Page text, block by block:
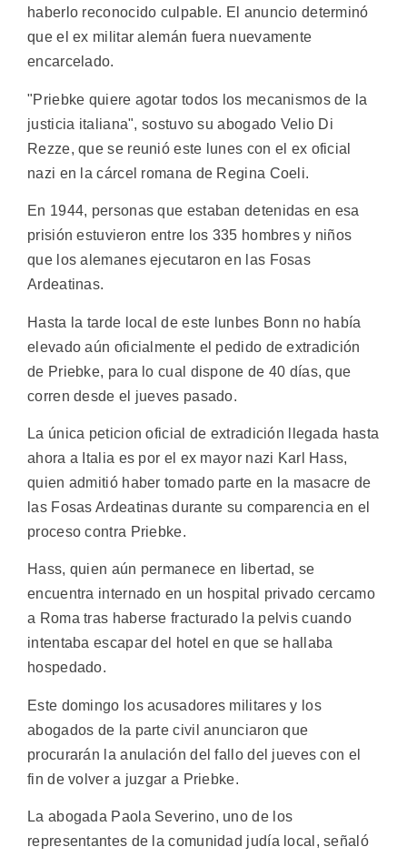
haberlo reconocido culpable. El anuncio determinó
que el ex militar alemán fuera nuevamente
encarcelado.
"Priebke quiere agotar todos los mecanismos de la
justicia italiana", sostuvo su abogado Velio Di
Rezze, que se reunió este lunes con el ex oficial
nazi en la cárcel romana de Regina Coeli.
En 1944, personas que estaban detenidas en esa
prisión estuvieron entre los 335 hombres y niños
que los alemanes ejecutaron en las Fosas
Ardeatinas.
Hasta la tarde local de este lunbes Bonn no había
elevado aún oficialmente el pedido de extradición
de Priebke, para lo cual dispone de 40 días, que
corren desde el jueves pasado.
La única peticion oficial de extradición llegada hasta
ahora a Italia es por el ex mayor nazi Karl Hass,
quien admitió haber tomado parte en la masacre de
las Fosas Ardeatinas durante su comparencia en el
proceso contra Priebke.
Hass, quien aún permanece en libertad, se
encuentra internado en un hospital privado cercamo
a Roma tras haberse fracturado la pelvis cuando
intentaba escapar del hotel en que se hallaba
hospedado.
Este domingo los acusadores militares y los
abogados de la parte civil anunciaron que
procurarán la anulación del fallo del jueves con el
fin de volver a juzgar a Priebke.
La abogada Paola Severino, uno de los
representantes de la comunidad judía local, señaló